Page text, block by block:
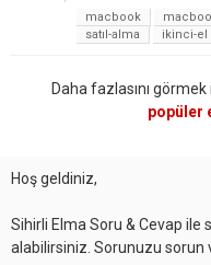
macbook
satıl-alma
ikinci-el
Daha fazlasını görmek
popüler
Hoş geldiniz,
Sihirli Elma Soru & Cevap ile
alabilirsiniz. Sorunuzu sorun